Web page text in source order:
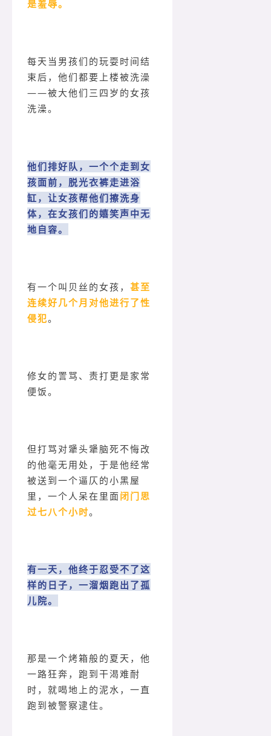
是羞辱。
每天当男孩们的玩耍时间结
束后，他们都要上楼被洗澡
——被大他们三四岁的女孩
洗澡。
他们排好队，一个个走到女
孩面前，脱光衣裤走进浴
缸，让女孩帮他们擦洗身
体，在女孩们的嬉笑声中无
地自容。
有一个叫贝丝的女孩， 甚至
连续好几个月对他进行了性
侵犯。
修女的詈骂、责打更是家常
便饭。
但打骂对犟头犟脑死不悔改
的他毫无用处，于是他经常
被送到一个逼仄的小黑屋
里，一个人呆在里面闭门思
过七八个小时。
有一天，他终于忍受不了这
样的日子，一溜烟跑出了孤
儿院。
那是一个烤箱般的夏天，他
一路狂奔，跑到干渴难耐
时，就喝地上的泥水，一直
跑到被警察逮住。